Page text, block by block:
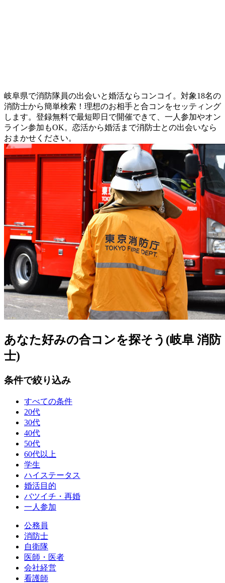
岐阜県で消防隊員の出会いと婚活ならコンコイ。対象18名の
消防士から簡単検索！理想のお相手と合コンをセッティング
します。登録無料で最短即日で開催できて、一人参加やオン
ライン参加もOK。恋活から婚活まで消防士との出会いなら
おまかせください。
あなた好みの合コンを探そう(岐阜 消防
士)
条件で絞り込み
すべての条件
20代
30代
40代
50代
60代以上
学生
ハイステータス
婚活目的
バツイチ・再婚
一人参加
公務員
消防士
自衛隊
医師・医者
会社経営
看護師